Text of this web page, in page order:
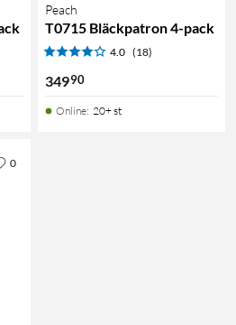
Peach
T0715 Bläckpatron 4-pack
4.0 (18)
34990
Online: 20+ st
0